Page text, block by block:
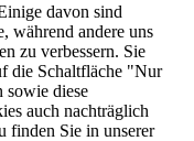
davon sind
während andere uns
zu verbessern. Sie
die Schaltfläche "Nur
sowie diese
auch nachträglich
finden Sie in unserer